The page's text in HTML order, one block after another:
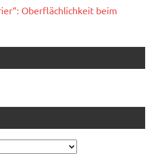
Oberflächlichkeit beim